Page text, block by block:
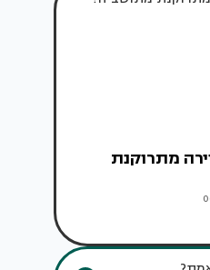
מתרוקנת